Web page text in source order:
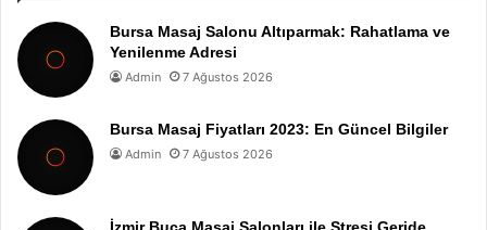
Bursa Masaj Salonu Altıparmak: Rahatlama ve
Yenilenme Adresi
Admin 7 Ağustos 2026
Bursa Masaj Fiyatları 2023: En Güncel Bilgiler
Admin 7 Ağustos 2026